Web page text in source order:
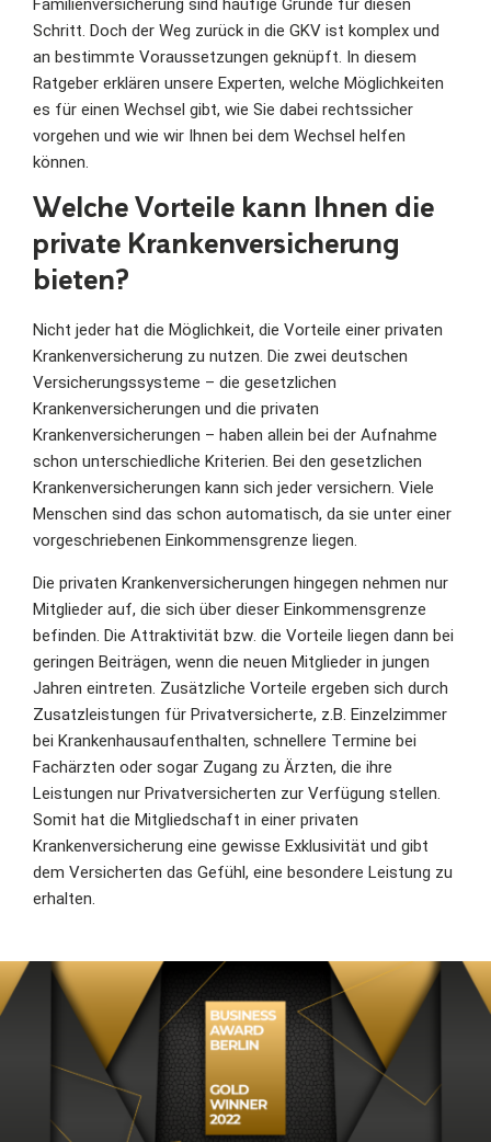
Familienversicherung sind häufige Gründe für diesen
Schritt. Doch der Weg zurück in die GKV ist komplex und
an bestimmte Voraussetzungen geknüpft. In diesem
Ratgeber erklären unsere Experten, welche Möglichkeiten
es für einen Wechsel gibt, wie Sie dabei rechtssicher
vorgehen und wie wir Ihnen bei dem Wechsel helfen
können.
Welche Vorteile kann Ihnen die
private Krankenversicherung
bieten?
Nicht jeder hat die Möglichkeit, die Vorteile einer privaten
Krankenversicherung zu nutzen. Die zwei deutschen
Versicherungssysteme – die gesetzlichen
Krankenversicherungen und die privaten
Krankenversicherungen – haben allein bei der Aufnahme
schon unterschiedliche Kriterien. Bei den gesetzlichen
Krankenversicherungen kann sich jeder versichern. Viele
Menschen sind das schon automatisch, da sie unter einer
vorgeschriebenen Einkommensgrenze liegen.
Die privaten Krankenversicherungen hingegen nehmen nur
Mitglieder auf, die sich über dieser Einkommensgrenze
befinden. Die Attraktivität bzw. die Vorteile liegen dann bei
geringen Beiträgen, wenn die neuen Mitglieder in jungen
Jahren eintreten. Zusätzliche Vorteile ergeben sich durch
Zusatzleistungen für Privatversicherte, z.B. Einzelzimmer
bei Krankenhausaufenthalten, schnellere Termine bei
Fachärzten oder sogar Zugang zu Ärzten, die ihre
Leistungen nur Privatversicherten zur Verfügung stellen.
Somit hat die Mitgliedschaft in einer privaten
Krankenversicherung eine gewisse Exklusivität und gibt
dem Versicherten das Gefühl, eine besondere Leistung zu
erhalten.